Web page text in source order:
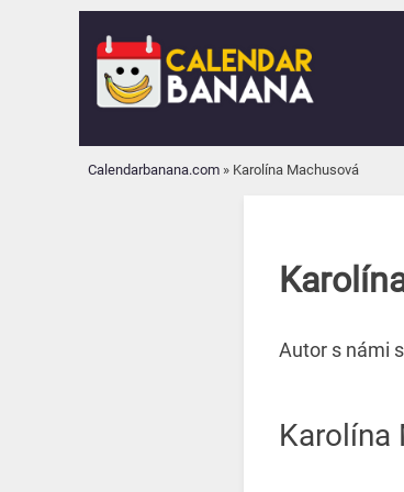
Calendarbanana.com » Karolína Machusová
Autor s námi
Karolína